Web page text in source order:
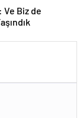
Biz de